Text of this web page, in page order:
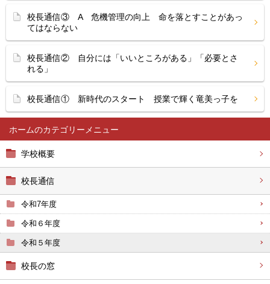
ホーム
学校概要
校長通信
令和7年度
令和６年度
令和５年度
校長の窓
校長通信③ A 危機管理の向上 命を落とすことがあっ
てはならない
校長通信② 自分には「いいところがある」「必要とさ
れる」
校長通信① 新時代のスタート 授業で輝く竜美っ子を